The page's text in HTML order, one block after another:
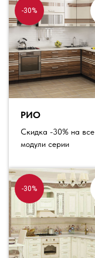
-30%
РИО
Скидка -30% на все
модули серии
-30%